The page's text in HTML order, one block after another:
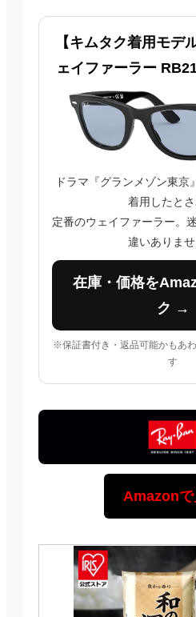
【キムタク着用モデ
ェイファーラー
ドラマ『グランメゾン東京
着用したと
定番のウェイファーラー。
違いありませ
在庫・価格を
ク →
※保証書付き・返品可能かもあ
す
Amazonで